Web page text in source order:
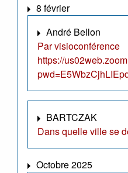
8 février
André Bellon
Par visioconférence
https://
BARTCZAK
Dans quelle ville se
Octobre 2025